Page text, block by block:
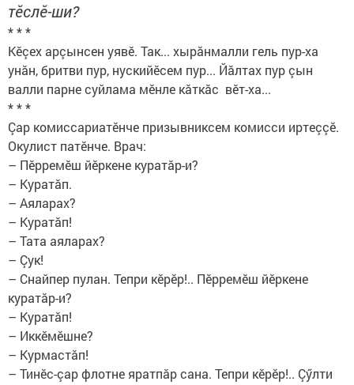
тӗслӗ-ши?
* * *
Кӗçех арçынсен уявӗ. Так... хырăнмалли гель пур-ха
унăн, бритви пур, нускийӗсем пур... Йăлтах пур çын
валли парне суйлама мӗнле кăткăс вӗт-ха...
* * *
Çар комиссариатӗнче призывниксем комисси иртеççӗ.
Окулист патӗнче. Врач:
– Пӗрремӗш йӗркене куратăр-и?
– Куратăп.
– Аяларах?
– Куратăп!
– Тата аяларах?
– Çук!
– Снайпер пулан. Тепри кӗрӗр!.. Пӗрремӗш йӗркене
куратăр-и?
– Куратăп!
– Иккӗмӗшне?
– Курмастăп!
– Тинӗс-çар флотне яратпăр сана. Тепри кӗрӗр!.. Çӳлти